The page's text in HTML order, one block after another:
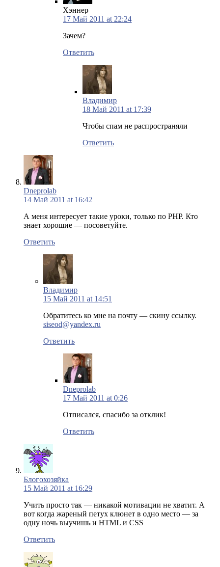
Хэннер
17 Май 2011 at 22:24
Зачем?
Ответить
Владимир
18 Май 2011 at 17:39
Чтобы спам не распространяли
Ответить
Dneprolab
14 Май 2011 at 16:42
А меня интересует такие уроки, только по PHP. Кто
знает хорошие — посоветуйте.
Ответить
Владимир
15 Май 2011 at 14:51
Обратитесь ко мне на почту — скину ссылку.
siseod@yandex.ru
Ответить
Dneprolab
17 Май 2011 at 0:26
Отписался, спасибо за отклик!
Ответить
Блогохозяйка
15 Май 2011 at 16:29
Учить просто так — никакой мотивации не хватит. А
вот когда жареный петух клюнет в одно место — за
одну ночь выучишь и HTML и CSS
Ответить